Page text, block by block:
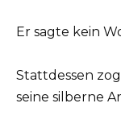
Er sagte kein
Stattdessen
seine silberne